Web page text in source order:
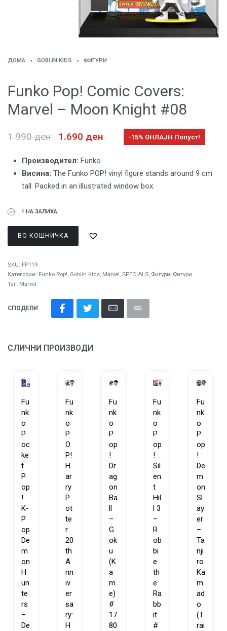
ДОМА › GOBLIN KIDS › ФИГУРИ
Funko Pop! Comic Covers:
Marvel – Moon Knight #08
1.990ден 1.690 ден -15% ОНЛАЈН Попуст!
Производител: Funko
Висина: The Funko POP! vinyl figure stands around 9 cm
tall. Packed in an illustrated window box.
1 НА ЗАЛИХА
ВО КОШНИЧКА
SKU: FP119
Категории: Funko Pop!, Goblin Kids, Marvel, SPECIALS, Фигури, Фигури
Таг: Marvel
СПОДЕЛИ
СЛИЧНИ ПРОИЗВОДИ
Fu
nk
o
P
oc
ke
t
P
op
!
K-
P
op
De
m
on
H
un
te
rs
–
De
Fu
nk
o
P
O
P!
H
ar
ry
P
ot
te
r
20
th
A
nn
iv
er
sa
ry:
H
Fu
nk
o
P
op
!
Dr
ag
on
Ba
ll
–
G
ok
u
(K
a
m
e)
#
17
80
Fu
nk
o
P
op
!
Sil
en
t
Hil
l 3
–
R
ob
bi
e
th
e
Ra
bb
it
#
Fu
nk
o
P
op
!
De
m
on
Sl
ay
er
–
Ta
nji
ro
Ka
m
ad
o
(T
rai